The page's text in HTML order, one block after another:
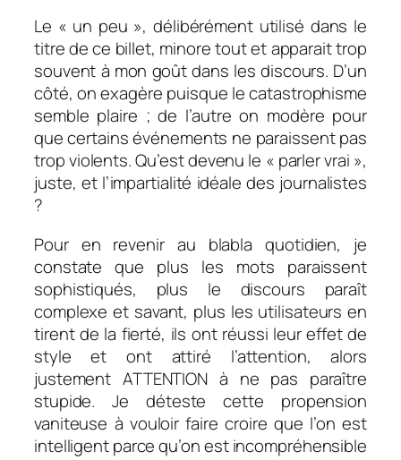
Le « un peu », délibérément utilisé dans le
titre de ce billet, minore tout et apparait trop
souvent à mon goût dans les discours. D’un
côté, on exagère puisque le catastrophisme
semble plaire ; de l’autre on modère pour
que certains événements ne paraissent pas
trop violents. Qu’est devenu le « parler vrai »,
juste, et l’impartialité idéale des journalistes
?
Pour en revenir au blabla quotidien, je
constate que plus les mots paraissent
sophistiqués, plus le discours paraît
complexe et savant, plus les utilisateurs en
tirent de la fierté, ils ont réussi leur effet de
style et ont attiré l’attention, alors
justement ATTENTION à ne pas paraître
stupide. Je déteste cette propension
vaniteuse à vouloir faire croire que l’on est
intelligent parce qu’on est incompréhensible